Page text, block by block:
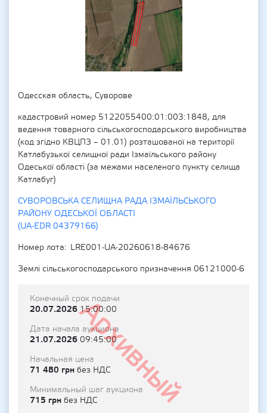
Одесская область, Суворове
кадастровий номер 5122055400:01:003:1848, для
ведення товарного сільськогосподарського виробництва
(код згідно КВЦПЗ – 01.01) розташованої на території
Катлабузької селищної ради Ізмаїльського району
Одеської області (за межами населеного пункту селища
Катлабуг)
СУВОРОВСЬКА СЕЛИЩНА РАДА ІЗМАЇЛЬСЬКОГО
РАЙОНУ ОДЕСЬКОЇ ОБЛАСТІ
(UA-EDR 04379166)
Номер лота
LRE001-UA-20260618-84676
Землі сільськогосподарського призначення 06121000-6
Архивный
Конечный срок подачи
20.07.202615:00:00
Дата начала аукциона
21.07.2026 09:45:00
Начальная цена
71 480 грн без НДС
Минимальный шаг аукциона
715 грн без НДС